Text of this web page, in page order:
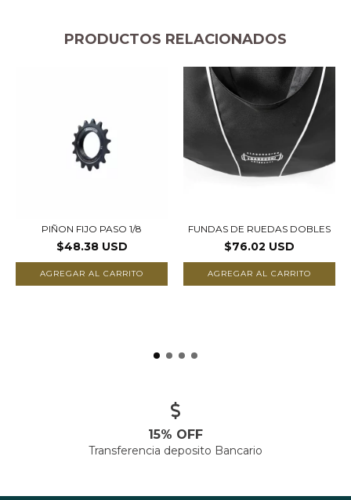
PRODUCTOS RELACIONADOS
PIÑON FIJO PASO 1/8
$48.38 USD
AGREGAR AL CARRITO
FUNDAS DE RUEDAS DOBLES
$76.02 USD
15% OFF
Transferencia deposito Bancario